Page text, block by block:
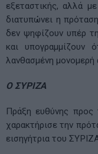
εξεταστικής, αλλά
διατυπώνει η
δεν ψηφίζουν υπέρ
και υπογραμμίζουν
λανθασμένη
Ο ΣΥΡΙΖΑ
Πράξη ευθύνης προς
χαρακτήρισε την
εισηγήτρια του